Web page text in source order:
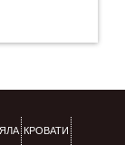
КРОВАТИ